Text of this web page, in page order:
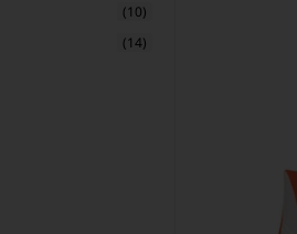
(10)
(14)